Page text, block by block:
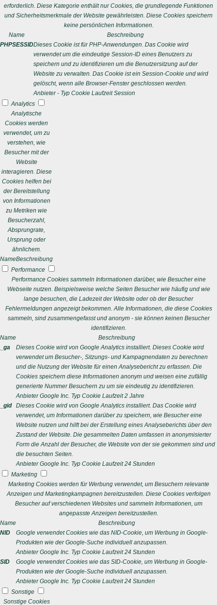
erforderlich. Diese Kategorie enthält nur Cookies, die grundlegende Funktionen
und Sicherheitsmerkmale der Website gewährleisten. Diese Cookies speichern
keine persönlichen Informationen.
Name
Beschreibung
PHPSESSIDDieses Cookie ist für PHP-Anwendungen. Das Cookie wird
verwendet um die eindeutige Session-ID eines Benutzers zu
speichern und zu identifizieren um die Benutzersitzung auf der
Website zu verwalten. Das Cookie ist ein Session-Cookie und wird
gelöscht, wenn alle Browser-Fenster geschlossen werden.
Anbieter - Typ Cookie Laufzeit Session
Analytics
Analytische
Cookies werden
verwendet, um zu
verstehen, wie
Besucher mit der
Website
interagieren. Diese
Cookies helfen bei
der Bereitstellung
von Informationen
zu Metriken wie
Besucherzahl,
Absprungrate,
Ursprung oder
ähnlichem.
NameBeschreibung
Performance
Performance Cookies sammeln Informationen darüber, wie Besucher eine
Webseite nutzen. Beispielsweise welche Seiten Besucher wie häufig und wie
lange besuchen, die Ladezeit der Website oder ob der Besucher
Fehlermeldungen angezeigt bekommen. Alle Informationen, die diese Cookies
sammeln, sind zusammengefasst und anonym - sie können keinen Besucher
identifizieren.
Name
Beschreibung
_ga
Dieses Cookie wird von Google Analytics installiert. Dieses Cookie wird
verwendet um Besucher-, Sitzungs- und Kampagnendaten zu berechnen
und die Nutzung der Website für einen Analysebericht zu erfassen. Die
Cookies speichern diese Informationen anonym und weisen eine zufällig
generierte Nummer Besuchern zu um sie eindeutig zu identifizieren.
Anbieter Google Inc. Typ Cookie Laufzeit 2 Jahre
_gid
Dieses Cookie wird von Google Analytics installiert. Das Cookie wird
verwendet, um Informationen darüber zu speichern, wie Besucher eine
Website nutzen und hilft bei der Erstellung eines Analyseberichts über den
Zustand der Website. Die gesammelten Daten umfassen in anonymisierter
Form die Anzahl der Besucher, die Website von der sie gekommen sind und
die besuchten Seiten.
Anbieter Google Inc. Typ Cookie Laufzeit 24 Stunden
Marketing
Marketing Cookies werden für Werbung verwendet, um Besuchern relevante
Anzeigen und Marketingkampagnen bereitzustellen. Diese Cookies verfolgen
Besucher auf verschiedenen Websites und sammeln Informationen, um
angepasste Anzeigen bereitzustellen.
Name
Beschreibung
NID
Google verwendet Cookies wie das NID-Cookie, um Werbung in Google-
Produkten wie der Google-Suche individuell anzupassen.
Anbieter Google Inc. Typ Cookie Laufzeit 24 Stunden
SID
Google verwendet Cookies wie das SID-Cookie, um Werbung in Google-
Produkten wie der Google-Suche individuell anzupassen.
Anbieter Google Inc. Typ Cookie Laufzeit 24 Stunden
Sonstige
Sonstige Cookies